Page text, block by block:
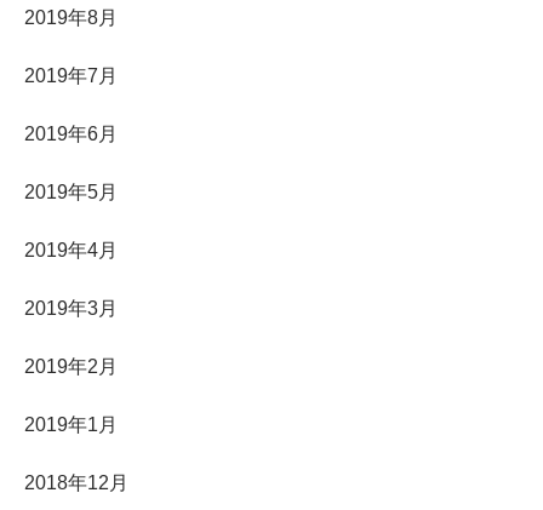
2019年8月
2019年7月
2019年6月
2019年5月
2019年4月
2019年3月
2019年2月
2019年1月
2018年12月